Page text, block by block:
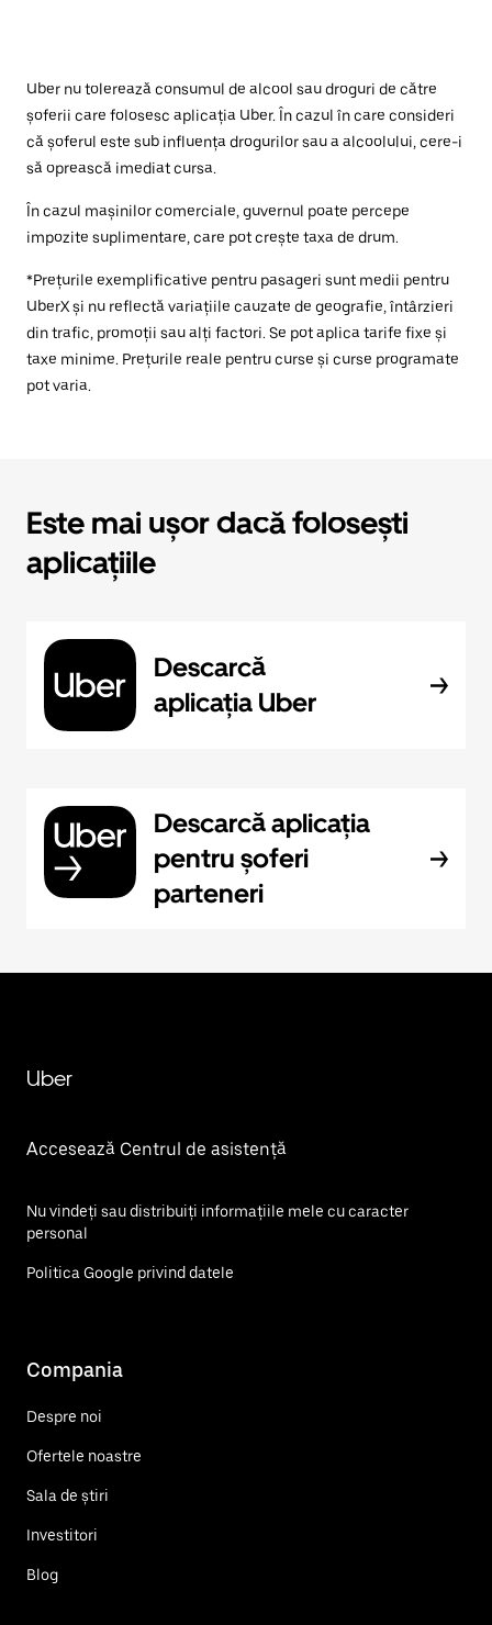
Uber nu tolerează consumul de alcool sau droguri de către
șoferii care folosesc aplicația Uber. În cazul în care consideri
că șoferul este sub influența drogurilor sau a alcoolului, cere-i
să oprească imediat cursa.
În cazul mașinilor comerciale, guvernul poate percepe
impozite suplimentare, care pot crește taxa de drum.
*Prețurile exemplificative pentru pasageri sunt medii pentru
UberX și nu reflectă variațiile cauzate de geografie, întârzieri
din trafic, promoții sau alți factori. Se pot aplica tarife fixe și
taxe minime. Prețurile reale pentru curse și curse programate
pot varia.
Este mai ușor dacă folosești
aplicațiile
Descarcă
aplicația Uber
Descarcă aplicația
pentru șoferi
parteneri
Uber
Accesează Centrul de asistență
Nu vindeți sau distribuiți informațiile mele cu caracter
personal
Politica Google privind datele
Compania
Despre noi
Ofertele noastre
Sala de știri
Investitori
Blog